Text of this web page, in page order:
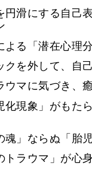
円滑にする自己
よる「潜在心理
クを外して、自
ウマに気づき、
化現象」がもた
魂」ならぬ「胎
トラウマ」が心